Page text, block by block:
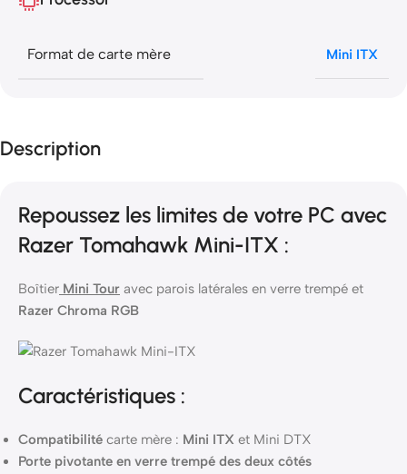
Format de carte mère Mini ITX
Description
Repoussez les limites de votre PC avec
Razer Tomahawk Mini-ITX :
Boîtier Mini Tour avec parois latérales en verre trempé et
Razer Chroma RGB
Caractéristiques :
Compatibilité carte mère : Mini ITX et Mini DTX
Porte pivotante en verre trempé des deux côtés